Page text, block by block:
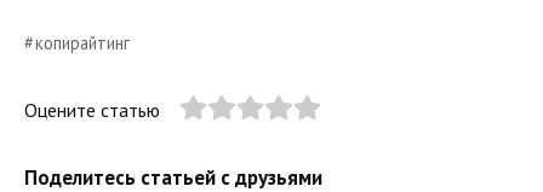
копирайтинг
Оцените статью
Поделитесь статьей с друзьями